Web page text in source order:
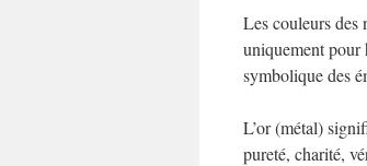
Les couleurs des
uniquement pour
symbolique des
L’or (métal)
pureté, charité,